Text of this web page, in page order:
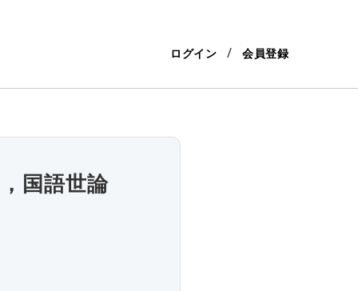
ログイン 会員登録
国語世論